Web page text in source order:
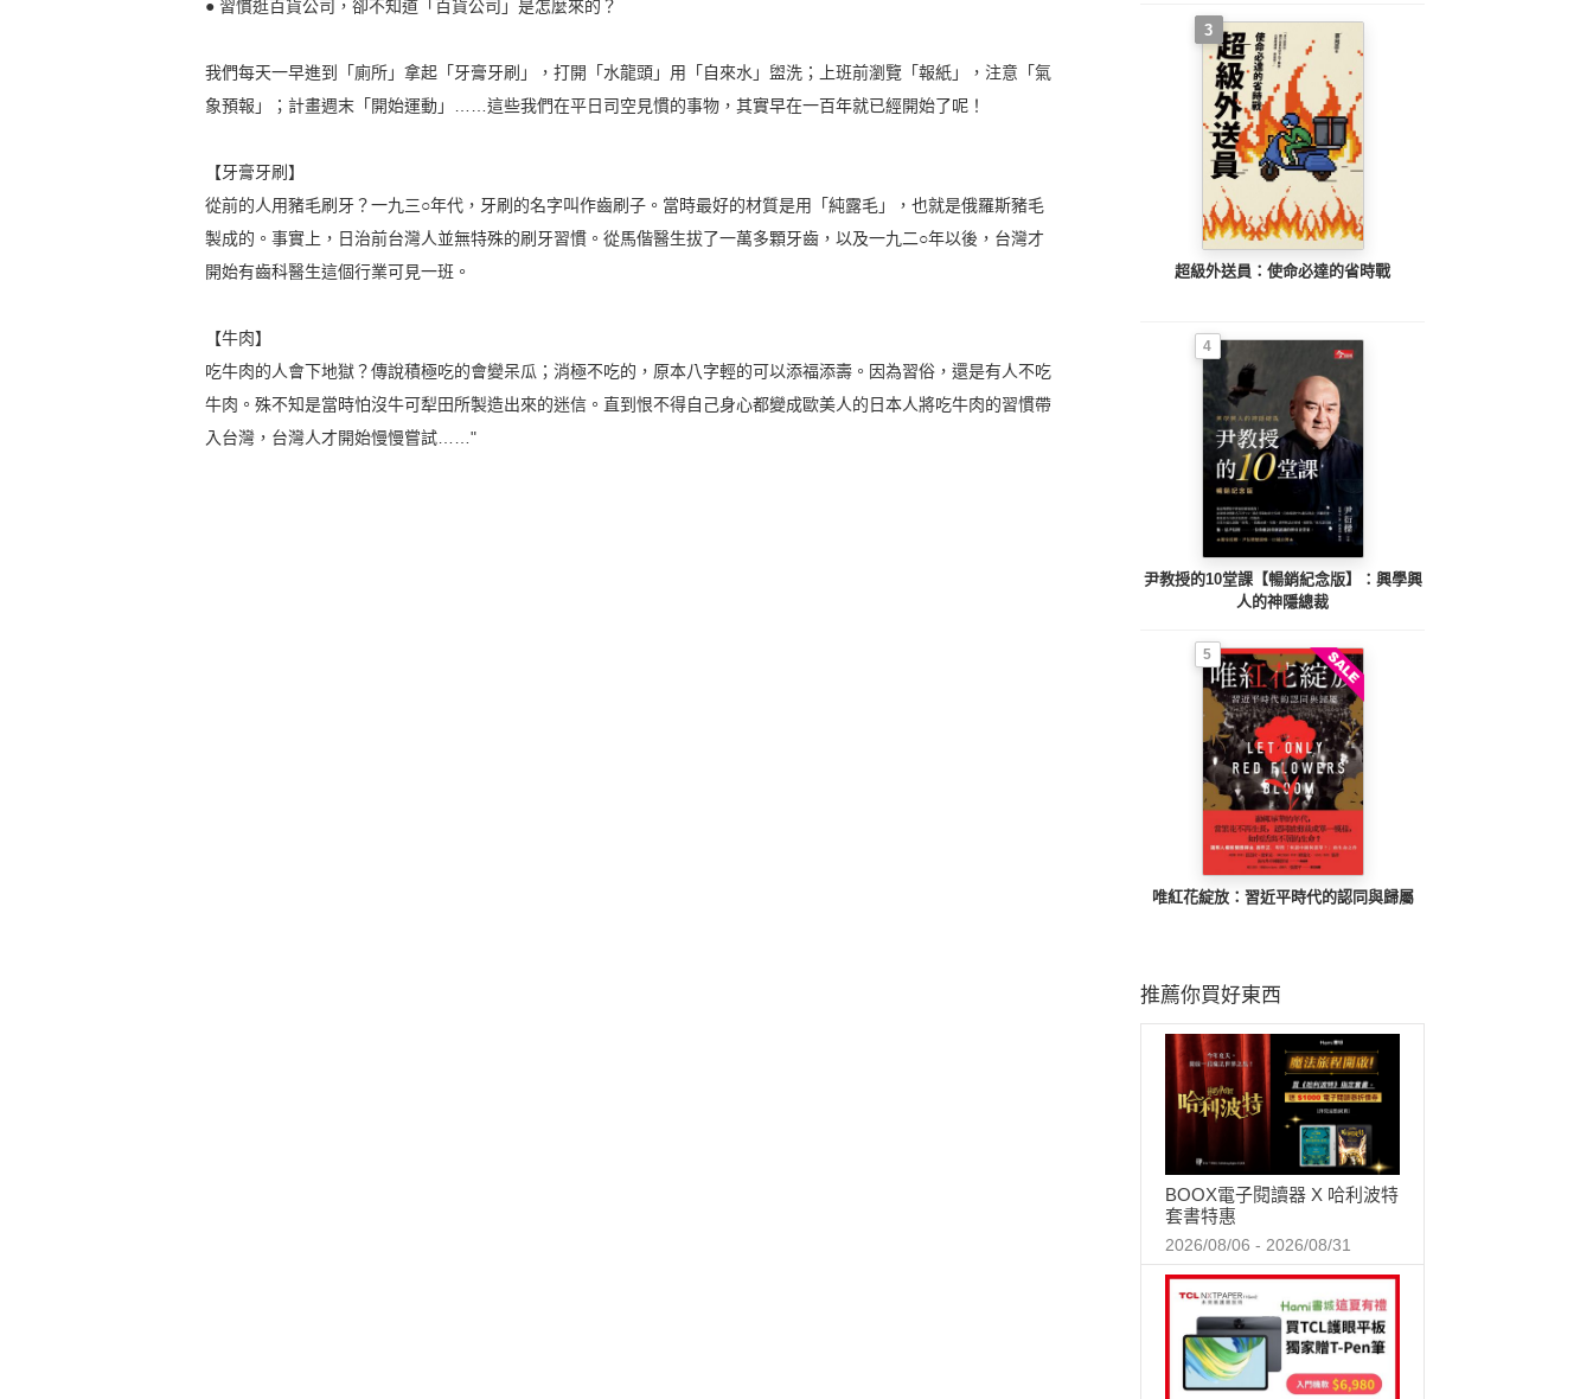
● 習慣逛百貨公司，卻不知道「百貨公司」是怎麼來的？
我們每天一早進到「廁所」拿起「牙膏牙刷」，打開「水龍頭」用「自來水」盥洗；上班前瀏覽「報紙」，注意「氣
象預報」；計畫週末「開始運動」……這些我們在平日司空見慣的事物，其實早在一百年就已經開始了呢！
【牙膏牙刷】
從前的人用豬毛刷牙？一九三○年代，牙刷的名字叫作齒刷子。當時最好的材質是用「純露毛」，也就是俄羅斯豬毛
製成的。事實上，日治前台灣人並無特殊的刷牙習慣。從馬偕醫生拔了一萬多顆牙齒，以及一九二○年以後，台灣才
開始有齒科醫生這個行業可見一班。
【牛肉】
吃牛肉的人會下地獄？傳說積極吃的會變呆瓜；消極不吃的，原本八字輕的可以添福添壽。因為習俗，還是有人不吃
牛肉。殊不知是當時怕沒牛可犁田所製造出來的迷信。直到恨不得自己身心都變成歐美人的日本人將吃牛肉的習慣帶
入台灣，台灣人才開始慢慢嘗試……"
3
超級外送員：使命必達的省時戰
4
尹教授的10堂課【暢銷紀念版】：興學興
人的神隱總裁
5
唯紅花綻放：習近平時代的認同與歸屬
推薦你買好東西
BOOX電子閱讀器 X 哈利波特
套書特惠
2026/08/06 - 2026/08/31